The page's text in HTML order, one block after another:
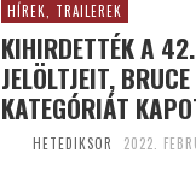
HÍREK, TRAILEREK
KIHIRDETTÉK A
JELÖLTJEIT,
KATEGÓRIÁT
HETEDIKSOR 2022.